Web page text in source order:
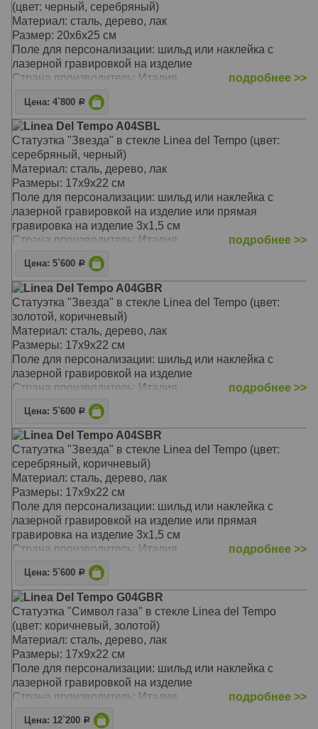
(цвет: черный, серебряный)
Материал: сталь, дерево, лак
Размер: 20х6х25 см
Поле для персонализации: шильд или наклейка с
лазерной гравировкой на изделие
Страна производитель: Италия
подробнее >>
Цена: 4`800 Р
Linea Del Tempo A04SBL
Статуэтка "Звезда" в стекле Linea del Tempo (цвет:
серебряный, черный)
Материал: сталь, дерево, лак
Размеры: 17х9х22 см
Поле для персонализации: шильд или наклейка с
лазерной гравировкой на изделие или прямая
гравировка на изделие 3х1,5 см
Страна производитель: Италия
подробнее >>
Цена: 5`600 Р
Linea Del Tempo A04GBR
Статуэтка "Звезда" в стекле Linea del Tempo (цвет:
золотой, коричневый)
Материал: сталь, дерево, лак
Размеры: 17х9х22 см
Поле для персонализации: шильд или наклейка с
лазерной гравировкой на изделие
Страна производитель: Италия
подробнее >>
Цена: 5`600 Р
Linea Del Tempo A04SBR
Статуэтка "Звезда" в стекле Linea del Tempo (цвет:
серебряный, коричневый)
Материал: сталь, дерево, лак
Размеры: 17х9х22 см
Поле для персонализации: шильд или наклейка с
лазерной гравировкой на изделие или прямая
гравировка на изделие 3х1,5 см
Страна производитель: Италия
подробнее >>
Цена: 5`600 Р
Linea Del Tempo G04GBR
Статуэтка "Символ газа" в стекле Linea del Tempo
(цвет: коричневый, золотой)
Материал: сталь, дерево, лак
Размеры: 17х9х22 см
Поле для персонализации: шильд или наклейка с
лазерной гравировкой на изделие
Страна производитель: Италия
подробнее >>
Цена: 12`200 Р